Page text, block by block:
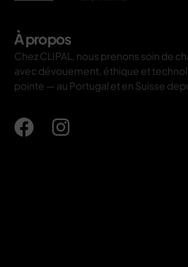
À propos
Chez CLIPAL, nous prenons soin de
avec dévouement, éthique et
pointe — au Portugal et en Suisse